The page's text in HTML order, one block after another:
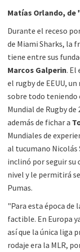
Matías Orlando,
Durante el receso
de Miami Sharks, la
tiene entre sus
Marcos Galperin. El
el rugby de EEUU,
sobre todo teniendo
Mundial de Rugby
además de fichar a
Mundiales de
al tucumano Nicolás
inclinó por seguir su
nivel y le permitirá
Pumas.
"Para esta época de
factible. En Europa
así que la única liga
rodaje era la MLR,